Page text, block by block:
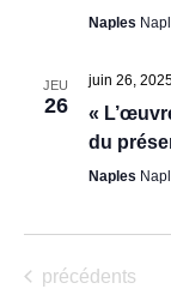
Naples
JEU
26
juin 26,
«
du
Naples
Évènements
précédents